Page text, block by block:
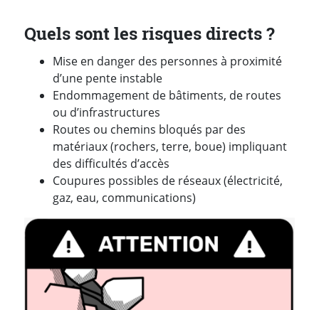
Quels sont les risques directs ?
Mise en danger des personnes à proximité
d’une pente instable
Endommagement de bâtiments, de routes
ou d’infrastructures
Routes ou chemins bloqués par des
matériaux (rochers, terre, boue) impliquant
des difficultés d’accès
Coupures possibles de réseaux (électricité,
gaz, eau, communications)